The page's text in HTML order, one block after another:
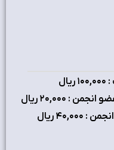
: ۲٠,٠٠٠ ریال
ریال